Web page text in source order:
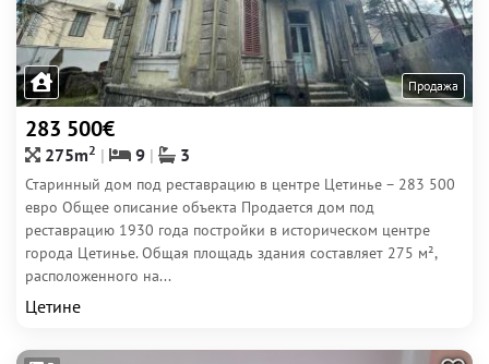
Продажа
283 500€
275m2 9 3
Старинный дом под реставрацию в центре Цетинье – 283 500
евро Общее описание объекта Продается дом под
реставрацию 1930 года постройки в историческом центре
города Цетинье. Общая площадь здания составляет 275 м²,
расположенного на...
Цетине